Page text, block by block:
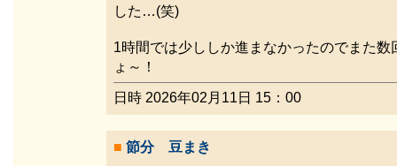
した…(笑)
1時間では少ししか進まなかったのでまた
ょ～！
日時 2026年02月11日 15：00
■ 節分 豆まき